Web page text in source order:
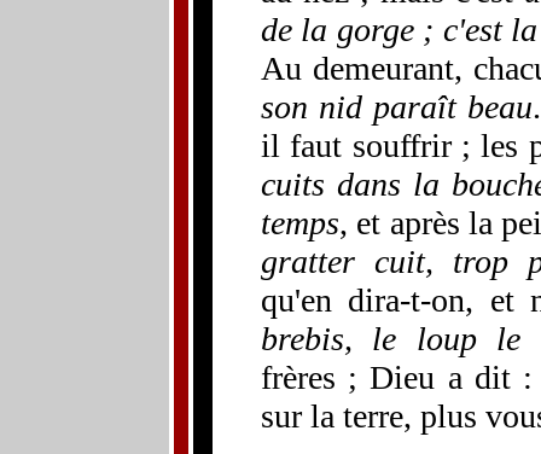
de la gorge ; c'est
Au demeurant,
son nid paraît beau
il faut souffrir ; les
cuits dans la
temps, et après la
gratter cuit, trop
qu'en dira-t-on, et
brebis, le loup le
frères ; Dieu a dit :
sur la terre, plus